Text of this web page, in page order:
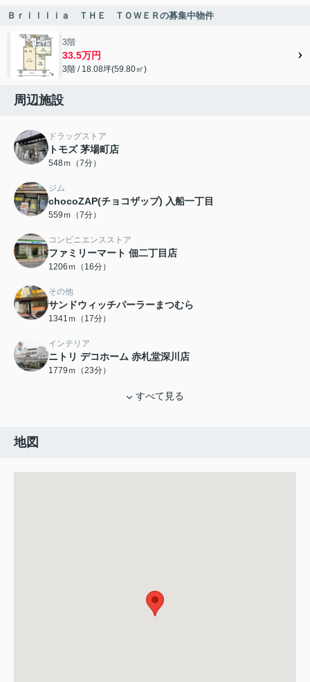
Ｂｒｉｌｌｉａ ＴＨＥ ＴＯＷＥＲの募集中物件
3階
33.5万円
3階 / 18.08坪(59.80㎡)
周辺施設
ドラッグストア
トモズ 茅場町店
548ｍ（7分）
ジム
chocoZAP(チョコザップ) 入船一丁目
559ｍ（7分）
コンビニエンスストア
ファミリーマート 佃二丁目店
1206ｍ（16分）
その他
サンドウィッチパーラーまつむら
1341ｍ（17分）
インテリア
ニトリ デコホーム 赤札堂深川店
1779ｍ（23分）
すべて見る
地図